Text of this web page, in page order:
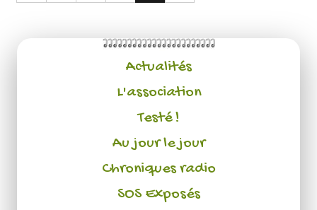
Actualités
L'association
Testé !
Au jour le jour
Chroniques radio
SOS Exposés